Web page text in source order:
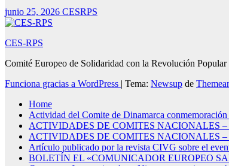
junio 25, 2026 CESRPS
CES-RPS
Comité Europeo de Solidaridad con la Revolución Popular
Funciona gracias a WordPress | Tema: Newsup de
Home
Actividad del Comite de Dinamarca
ACTIVIDADES DE COMITES NACIONALES
ACTIVIDADES DE COMITES NACIONALES –
Artículo publicado por la revista CIVG sobre el
BOLETÍN EL «COMUNICADOR EUROPEO